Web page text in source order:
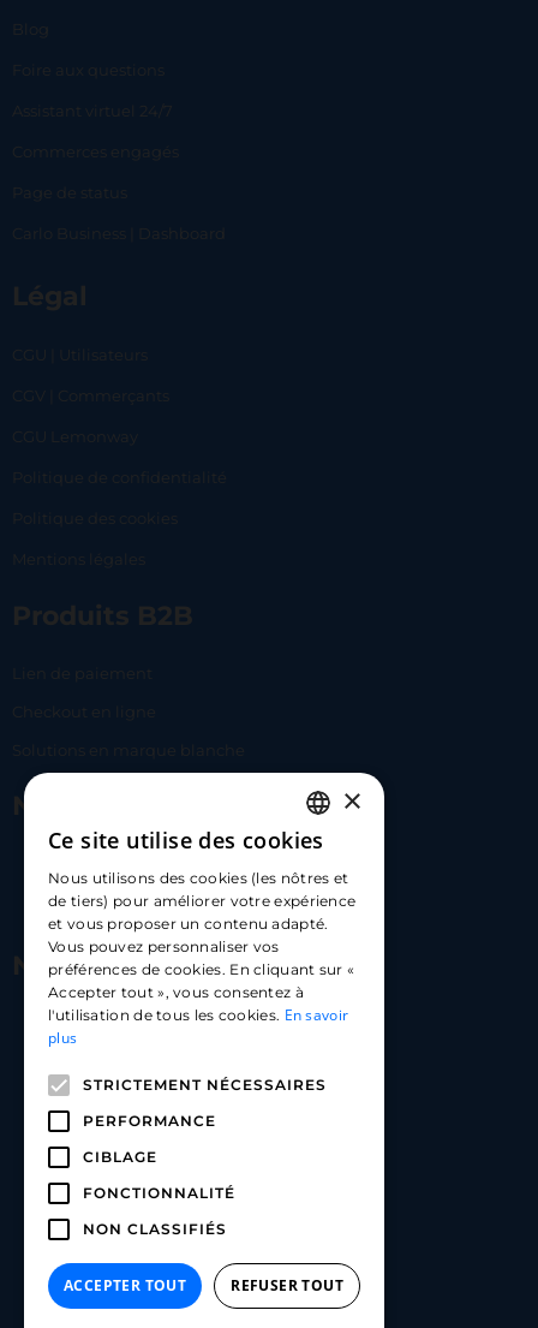
Blog
Foire aux questions
Assistant virtuel 24/7
Commerces engagés
Page de status
Carlo Business | Dashboard
Légal
CGU | Utilisateurs
CGV | Commerçants
CGU Lemonway
Politique de confidentialité
Politique des cookies
Mentions légales
Produits B2B
Lien de paiement
Checkout en ligne
Solutions en marque blanche
Nous contacter
hello@carloapp.com
Nous suivre
Carlo App | Instagram
Carlo App | Linkedin
FRENCH
ENGLISH
SPANISH
×
Ce site utilise des cookies
Nous utilisons des cookies (les nôtres et
de tiers) pour améliorer votre expérience
et vous proposer un contenu adapté.
Vous pouvez personnaliser vos
préférences de cookies. En cliquant sur «
Accepter tout », vous consentez à
l'utilisation de tous les cookies. En savoir
plus
STRICTEMENT NÉCESSAIRES
PERFORMANCE
CIBLAGE
FONCTIONNALITÉ
NON CLASSIFIÉS
ACCEPTER TOUT REFUSER TOUT